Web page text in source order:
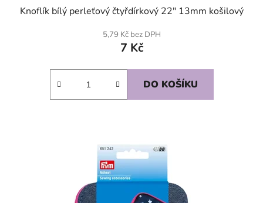
Knoflík bílý perleťový čtyřdírkový 22" 13mm košilový
5,79 Kč bez DPH
7 Kč
DO KOŠÍKU